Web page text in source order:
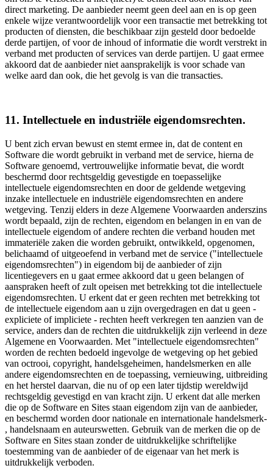
direct marketing. De aanbieder neemt geen deel aan en is op geen
enkele wijze verantwoordelijk voor een transactie met betrekking tot
producten of diensten, die beschikbaar zijn gesteld door bedoelde
derde partijen, of voor de inhoud of informatie die wordt verstrekt in
verband met producten of services van derde partijen. U gaat ermee
akkoord dat de aanbieder niet aansprakelijk is voor schade van
welke aard dan ook, die het gevolg is van die transacties.
11. Intellectuele en industriële eigendomsrechten.
U bent zich ervan bewust en stemt ermee in, dat de content en
Software die wordt gebruikt in verband met de service, hierna de
Software genoemd, vertrouwelijke informatie bevat, die wordt
beschermd door rechtsgeldig gevestigde en toepasselijke
intellectuele eigendomsrechten en door de geldende wetgeving
inzake intellectuele en industriële eigendomsrechten en andere
wetgeving. Tenzij elders in deze Algemene Voorwaarden anderszins
wordt bepaald, zijn de rechten, eigendom en belangen in en van de
intellectuele eigendom of andere rechten die verband houden met
immateriële zaken die worden gebruikt, ontwikkeld, opgenomen,
belichaamd of uitgeoefend in verband met de service ("intellectuele
eigendomsrechten") in eigendom bij de aanbieder of zijn
licentiegevers en u gaat ermee akkoord dat u geen belangen of
aanspraken heeft of zult opeisen met betrekking tot die intellectuele
eigendomsrechten. U erkent dat er geen rechten met betrekking tot
de intellectuele eigendom aan u zijn overgedragen en dat u geen -
expliciete of impliciete - rechten heeft verkregen ten aanzien van de
service, anders dan de rechten die uitdrukkelijk zijn verleend in deze
Algemene en Voorwaarden. Met "intellectuele eigendomsrechten"
worden de rechten bedoeld ingevolge de wetgeving op het gebied
van octrooi, copyright, handelsgeheimen, handelsmerken en alle
andere eigendomsrechten en de toepassing, vernieuwing, uitbreiding
en het herstel daarvan, die nu of op een later tijdstip wereldwijd
rechtsgeldig gevestigd en van kracht zijn. U erkent dat alle merken
die op de Software en Sites staan eigendom zijn van de aanbieder,
en beschermd worden door nationale en internationale handelsmerk-
, handelsnaam en auteurswetten. Gebruik van de merken die op de
Software en Sites staan zonder de uitdrukkelijke schriftelijke
toestemming van de aanbieder of de eigenaar van het merk is
uitdrukkelijk verboden.